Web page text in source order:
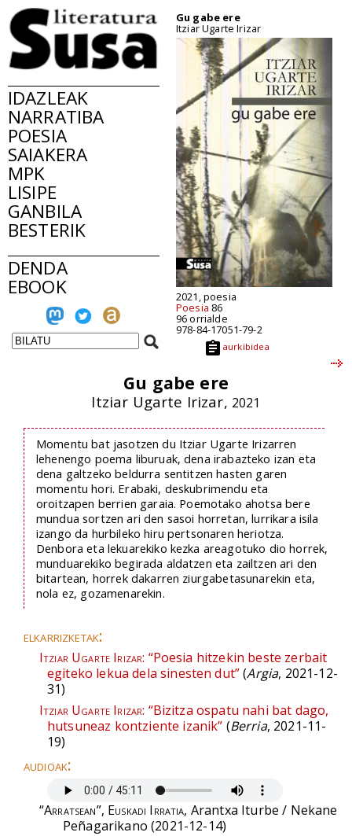
IDAZLEAK
NARRATIBA
POESIA
SAIAKERA
MPK
LISIPE
GANBILA
BESTERIK
DENDA
EBOOK
Gu gabe ere
Itziar Ugarte Irizar
2021, poesia
Poesia 86
96 orrialde
978-84-17051-79-2
aurkibidea
Gu gabe ere
Itziar Ugarte Irizar, 2021
Momentu bat jasotzen du Itziar Ugarte Irizarren
lehenengo poema liburuak, dena irabazteko izan eta
dena galtzeko beldurra sentitzen hasten garen
momentu hori. Erabaki, deskubrimendu eta
oroitzapen berrien garaia. Poemotako ahotsa bere
mundua sortzen ari den sasoi horretan, lurrikara isila
izango da hurbileko hiru pertsonaren heriotza.
Denbora eta lekuarekiko kezka areagotuko dio horrek,
munduarekiko begirada aldatzen eta zailtzen ari den
bitartean, horrek dakarren ziurgabetasunarekin eta,
nola ez, gozamenarekin.
elkarrizketak:
Itziar Ugarte Irizar: “Poesia hitzekin beste zerbait
egiteko lekua dela sinesten dut”(Argia, 2021-12-
31)
Itziar Ugarte Irizar: “Bizitza ospatu nahi bat dago,
hutsuneaz kontziente izanik” (Berria, 2021-11-
19)
audioak:
“Arratsean”, Euskadi Irratia, Arantxa Iturbe / Nekane
Peñagarikano (2021-12-14)